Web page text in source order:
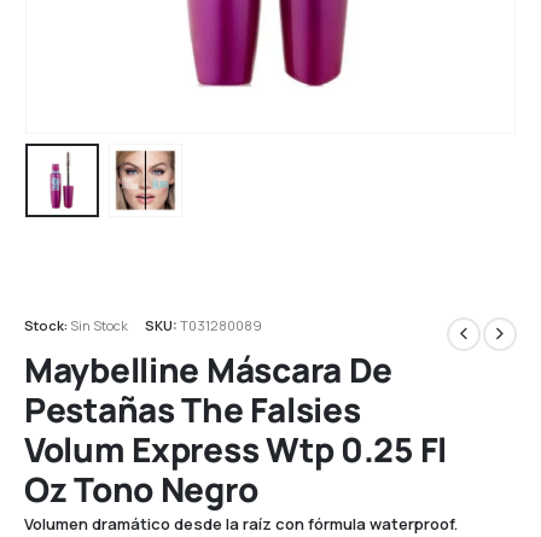
Stock: Sin Stock SKU:T031280089
Maybelline Máscara De
Pestañas The Falsies
Volum Express Wtp 0.25 Fl
Oz Tono Negro
Volumen dramático desde la raíz con fórmula waterproof.